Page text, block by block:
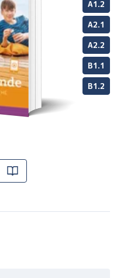
A1.2
A2.1
A2.2
B1.1
B1.2